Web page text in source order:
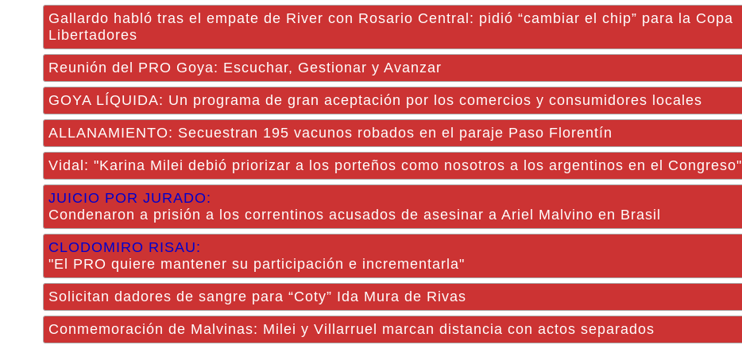
Gallardo habló tras el empate de River con Rosario Central: pidió “cambiar el chip” para la Copa
Libertadores
Reunión del PRO Goya: Escuchar, Gestionar y Avanzar
GOYA LÍQUIDA: Un programa de gran aceptación por los comercios y consumidores locales
ALLANAMIENTO: Secuestran 195 vacunos robados en el paraje Paso Florentín
Vidal: "Karina Milei debió priorizar a los porteños como nosotros a los argentinos en el Congreso"
JUICIO POR JURADO:
Condenaron a prisión a los correntinos acusados de asesinar a Ariel Malvino en Brasil
CLODOMIRO RISAU:
"El PRO quiere mantener su participación e incrementarla"
Solicitan dadores de sangre para “Coty” Ida Mura de Rivas
Conmemoración de Malvinas: Milei y Villarruel marcan distancia con actos separados